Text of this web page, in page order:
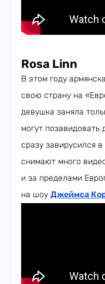
Rosa Linn
В этом году
свою страну на
девушка заняла
могут позавидовать
сразу завирусился
снимают много
и за пределами
на шоу Джеймса